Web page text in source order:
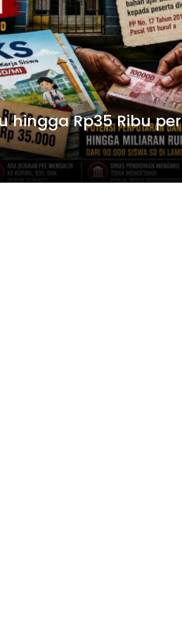
hingga Rp35 Ribu per